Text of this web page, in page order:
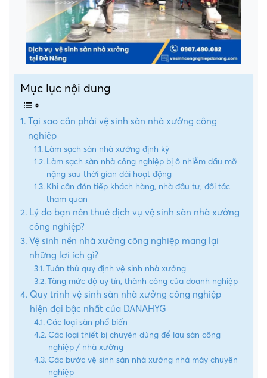
Mục lục nội dung
Tại sao cần phải vệ sinh sàn nhà xưởng công
nghiệp
Làm sạch sàn nhà xưởng định kỳ
Làm sạch sàn nhà công nghiệp bị ô nhiễm dầu mỡ
nặng sau thời gian dài hoạt động
Khi cần đón tiếp khách hàng, nhà đầu tư, đối tác
tham quan
Lý do bạn nên thuê dịch vụ vệ sinh sàn nhà xưởng
công nghiệp?
Vệ sinh nền nhà xưởng công nghiệp mang lại
những lợi ích gì?
Tuân thủ quy định vệ sinh nhà xưởng
Tăng mức độ uy tín, thành công của doanh nghiệp
Quy trình vệ sinh sàn nhà xưởng công nghiệp
hiện đại bậc nhất của DANAHYG
Các loại sàn phổ biến
Các loại thiết bị chuyên dùng để lau sàn công
nghiệp / nhà xưởng
Các bước vệ sinh sàn nhà xưởng nhà máy chuyên
nghiệp